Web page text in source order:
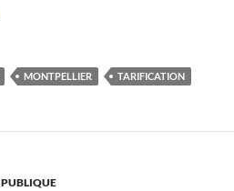
pistes pour généraliser la tarification
MONTPELLIER TARIFICATION
PUBLIQUE